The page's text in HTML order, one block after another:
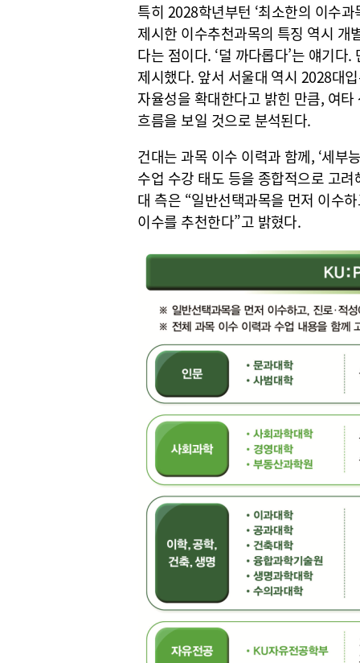
특히 2028학년부턴 ‘최소한의 이수
제시한 이수추천과목의 특징 역시 개
다는 점이다. ‘덜 까다롭다’는 얘기
제시했다. 앞서 서울대 역시 2028대
자율성을 확대한다고 밝힌 만큼, 여
흐름을 보일 것으로 분석된다.
건대는 과목 이수 이력과 함께, ‘세부
수업 수강 태도 등을 종합적으로 고
대 측은 “일반선택과목을 먼저 이수
이수를 추천한다”고 밝혔다.